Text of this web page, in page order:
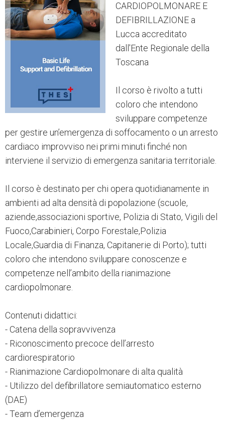
CARDIOPOLMONARE E
DEFIBRILLAZIONE a
Lucca accreditato
dall'Ente Regionale della
Toscana
Il corso è rivolto a tutti
coloro che intendono
sviluppare competenze
per gestire un’emergenza di soffocamento o un arresto
cardiaco improvviso nei primi minuti finché non
interviene il servizio di emergenza sanitaria territoriale.
Il corso è destinato per chi opera quotidianamente in
ambienti ad alta densità di popolazione (scuole,
aziende,associazioni sportive, Polizia di Stato, Vigili del
Fuoco,Carabinieri, Corpo Forestale,Polizia
Locale,Guardia di Finanza, Capitanerie di Porto); tutti
coloro che intendono sviluppare conoscenze e
competenze nell’ambito della rianimazione
cardiopolmonare.
Contenuti didattici:
- Catena della sopravvivenza
- Riconoscimento precoce dell’arresto
cardiorespiratorio
- Rianimazione Cardiopolmonare di alta qualità
- Utilizzo del defibrillatore semiautomatico esterno
(DAE)
- Team d’emergenza